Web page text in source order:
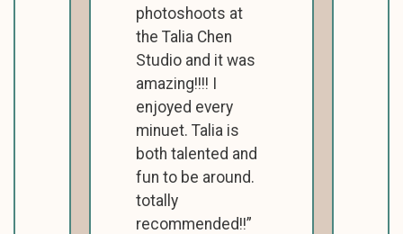
photoshoots at
the Talia Chen
Studio and it was
amazing!!!! I
enjoyed every
minuet. Talia is
both talented and
fun to be around.
totally
recommended!!